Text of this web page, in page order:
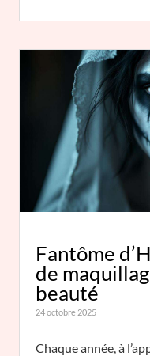
Fantôme
de
beauté
24 octobre 2025
Chaque année, à